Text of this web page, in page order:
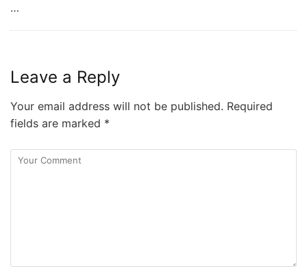
…
Leave a Reply
Your email address will not be published. Required
fields are marked *